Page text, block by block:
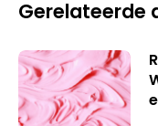
Gerelateerde